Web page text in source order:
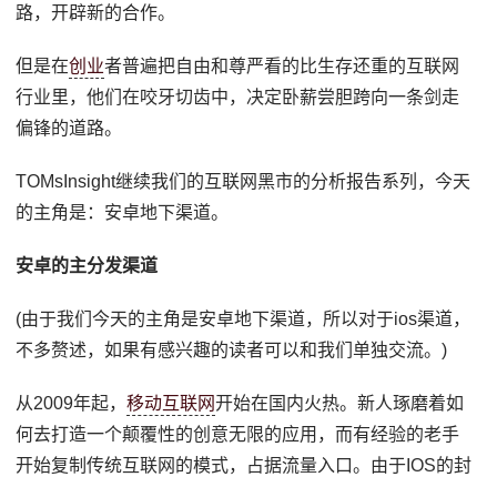
路，开辟新的合作。
但是在创业者普遍把自由和尊严看的比生存还重的互联网
行业里，他们在咬牙切齿中，决定卧薪尝胆跨向一条剑走
偏锋的道路。
TOMsInsight继续我们的互联网黑市的分析报告系列，今天
的主角是：安卓地下渠道。
安卓的主分发渠道
(由于我们今天的主角是安卓地下渠道，所以对于ios渠道，
不多赘述，如果有感兴趣的读者可以和我们单独交流。)
从2009年起，移动互联网开始在国内火热。新人琢磨着如
何去打造一个颠覆性的创意无限的应用，而有经验的老手
开始复制传统互联网的模式，占据流量入口。由于IOS的封